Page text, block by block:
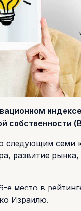
собственности
следующим семи
развитие
место в
Израилю.